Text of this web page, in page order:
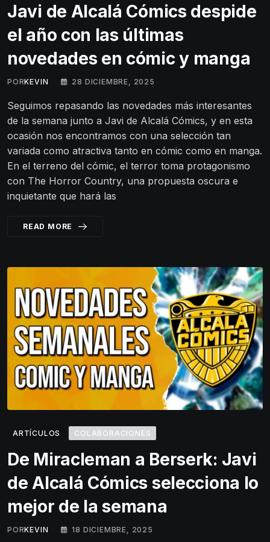
Javi de Alcalá Cómics despide
el año con las últimas
novedades en cómic y manga
PORKEVIN 28 DICIEMBRE, 2025
Seguimos repasando las novedades más interesantes
de la semana junto a Javi de Alcalá Cómics, y en esta
ocasión nos encontramos con una selección tan
variada como atractiva tanto en cómic como en manga.
En el terreno del cómic, el terror toma protagonismo
con The Horror Country, una propuesta oscura e
inquietante que hará las
READ MORE
ARTÍCULOS COLABORACIONES
De Miracleman a Berserk: Javi
de Alcalá Cómics selecciona lo
mejor de la semana
PORKEVIN 18 DICIEMBRE, 2025